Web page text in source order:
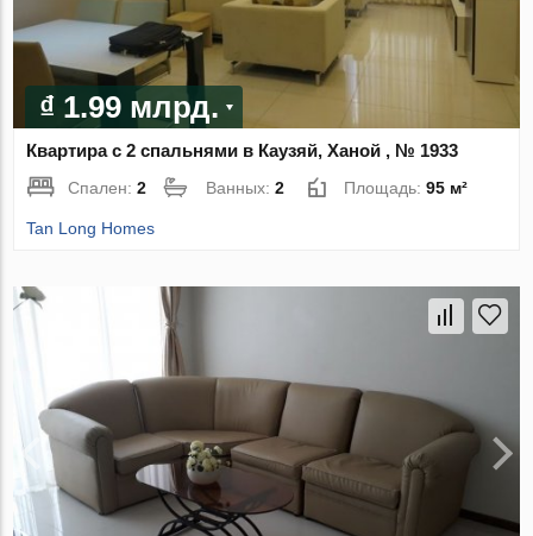
₫ 1.99 млрд.
Квартира с 2 спальнями в Каузяй, Ханой , № 1933
Спален:2 Ванных:2 Площадь:95 м²
Tan Long Homes